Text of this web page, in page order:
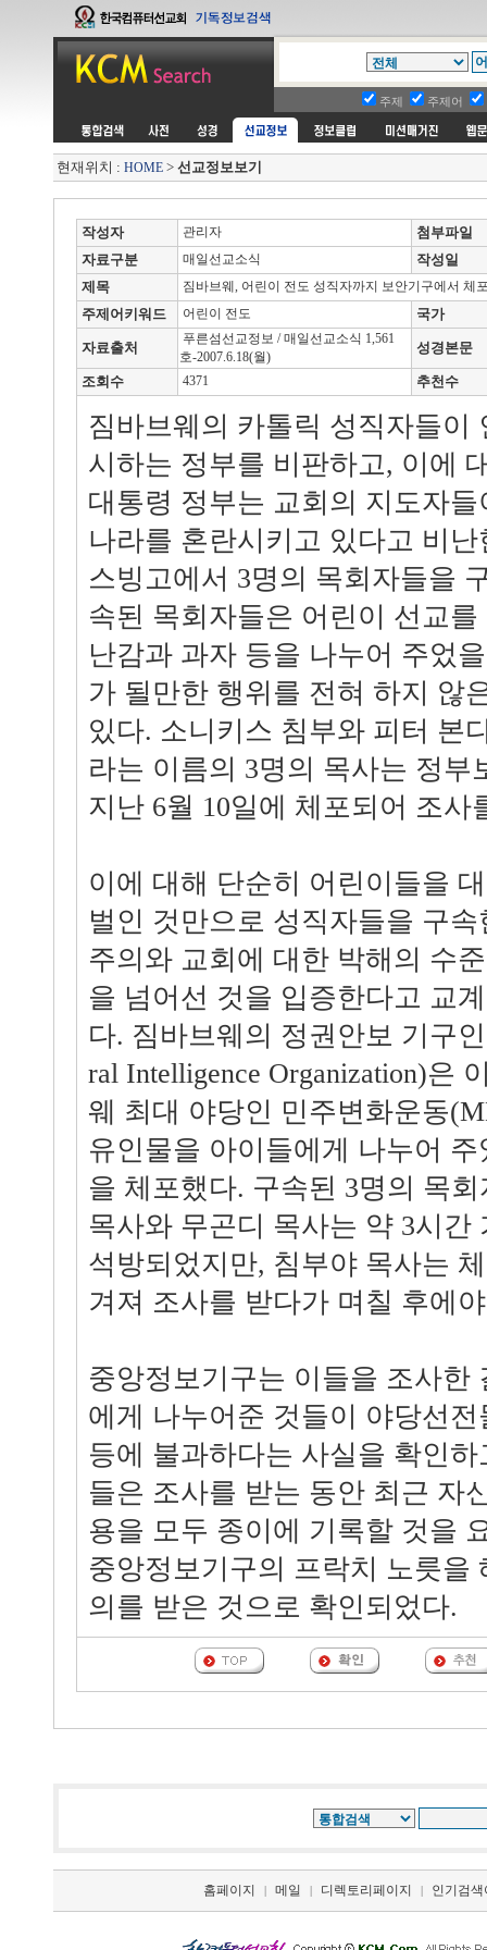
주제 주제어
현재위치 : HOME > 선교정보보기
작성자 관리자
첨부파일
자료구분
매일선교소식
작성일
제목
짐바브웨, 어린이 전도 성직자까지 보안기구에서 체
주제어키워드 어린이 전도 국가
자료출처
푸른섬선교정보 / 매일선교소식 1,561
호-2007.6.18(월)
성경본문
조회수 4371 추천수
짐바브웨의 카톨릭 성직자들이
시하는 정부를 비판하고, 이에
대통령 정부는 교회의 지도자
나라를 혼란시키고 있다고 비
스빙고에서 3명의 목회자들을
속된 목회자들은 어린이 선교
난감과 과자 등을 나누어 주었
가 될만한 행위를 전혀 하지 않
있다. 소니키스 침부와 피터 본
라는 이름의 3명의 목사는 정부
지난 6월 10일에 체포되어 조사
이에 대해 단순히 어린이들을
벌인 것만으로 성직자들을 구
주의와 교회에 대한 박해의 수
을 넘어선 것을 입증한다고 교
다. 짐바브웨의 정권안보 기구
ral Intelligence Organization)은
웨 최대 야당인 민주변화운동
유인물을 아이들에게 나누어
을 체포했다. 구속된 3명의 목
목사와 무곤디 목사는 약 3시간
석방되었지만, 침부야 목사는
겨져 조사를 받다가 며칠 후에
중앙정보기구는 이들을 조사한
에게 나누어준 것들이 야당선
등에 불과하다는 사실을 확인
들은 조사를 받는 동안 최근 자
용을 모두 종이에 기록할 것을
중앙정보기구의 프락치 노릇을
의를 받은 것으로 확인되었다.
홈페이지 | 메일 | 디렉토리페이지 | 인기검색